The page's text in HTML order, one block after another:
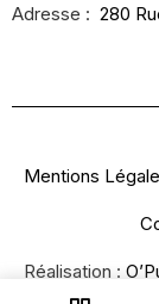
Adresse : 280
Mentions
Réalisation :